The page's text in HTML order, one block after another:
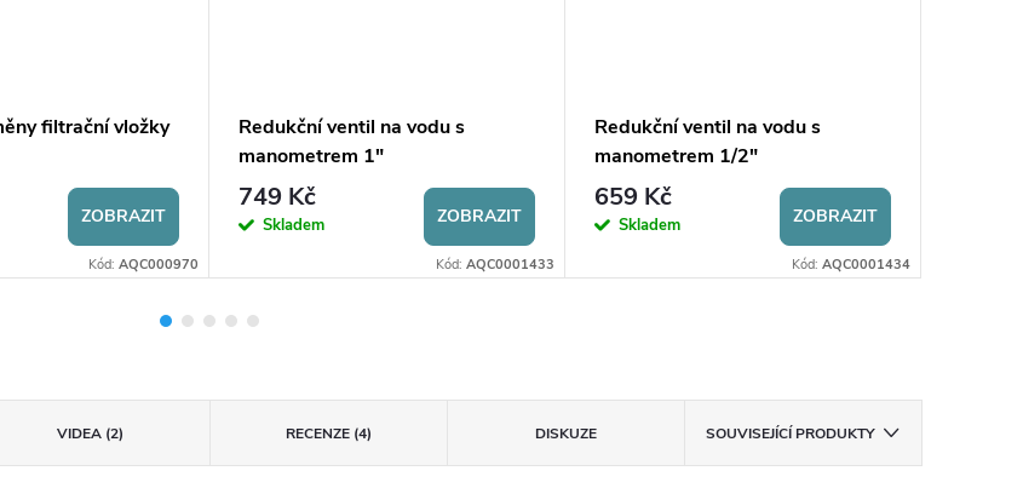
VIDEA (2) RECENZE (4) DISKUZE SOUVISEJÍCÍ PRODUKTY
filtrační vložky
ZOBRAZIT
Kód: AQC000970
Redukční ventil na vodu s
manometrem 1"
749 Kč
Skladem ZOBRAZIT
Kód: AQC0001433
Redukční ventil na vodu s
manometrem 1/2"
659 Kč
Skladem ZOBRAZIT
Kód: AQC0001434